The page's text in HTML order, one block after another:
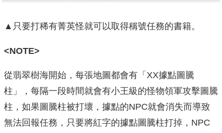
▲只要打稀有菁英怪就可以取得稱號任務的書籍。
<NOTE>
從翡翠樹海開始，每張地圖都會有「XX據點圖騰
柱」，每隔一段時間就會有小王級的怪物領軍攻擊圖騰
柱，如果圖騰柱被打壞，據點的NPC就會消失而導致
無法回報任務，只要將紅字的據點圖騰柱打掉，NPC